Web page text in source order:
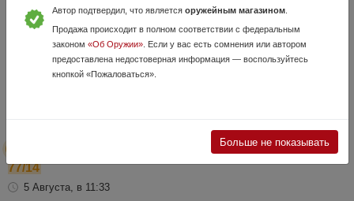
Grand Power SA 58 Semi к.7,62х39 №Е 71046-
77/14
5 Августа, в 11:33
Автор подтвердил, что является оружейным магазином.
Продажа происходит в полном соответствии с федеральным
законом «Об Оружии». Если у вас есть сомнения или автором
предоставлена недостоверная информация — воспользуйтесь
кнопкой «Пожаловаться».
Больше не показывать